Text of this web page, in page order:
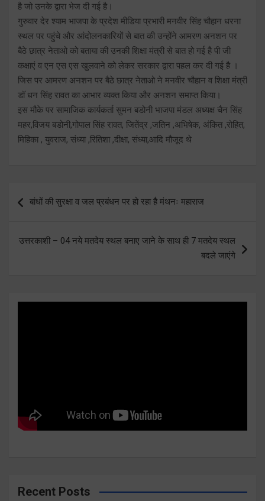
है जो उनके द्वारा भेज दी गई है।
गुरुवार देर श्याम भाजपा के प्रदेश मीडिया प्रभारी मनवीर सिंह चौहान धरना
स्थल पर पहुंचे और आंदोलनकारियों से बात की उन्होंने आमरण अनशन पर
बैठे छात्र नेताओ को बताया की उनकी शिक्षा मंत्री से बात हो गई है पी जी
कक्षाएं व एन एस एस खुलवाने को लेकर सरकार द्वारा पहल कर दी गई है ।
जिस पर आमरण अनशन पर बैठे छात्र नेताओ ने मनवीर चौहान व शिक्षा मंत्री
डॉ धन सिंह रावत का आभार व्यक्त किया और अनशन समाप्त किया।
इस मौके पर सामाजिक कार्यकर्ता सुमन बडोनी भाजपा मंडल अध्यक्ष चैन सिंह
महर,विजय बडोनी,गोपाल सिंह रावत, जितेंद्र ,जतिन ,अभिषेक, अंकित ,रोहित,
मिहिका , युवराज, संध्या ,रितिशा ,दीक्षा, संध्या,आदि मौजूद थे
navigation
बांधों की सुरक्षा व जल प्रबंधन पर हो रहा है मंथनः महाराज
उत्तरकाशी – 04 नये मतदेय स्थल बनाए जाने के साथ ही 7 मतदेय स्थल
बदले जाएंगे
Recent Posts